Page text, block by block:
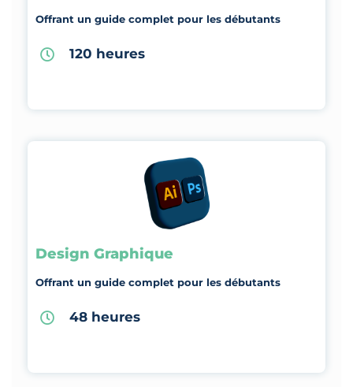
Offrant un guide complet pour les débutants
120 heures
Design Graphique
Offrant un guide complet pour les débutants
48 heures